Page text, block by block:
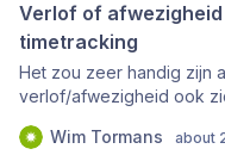
deze geplande collectie
nadeel dat ik mijn label
templates niet standaard
Verlof of
timetracking
Het zou zeer handig zijn
verlof/afwezigheid ook
uren + vakantie/
Wim Tormans about